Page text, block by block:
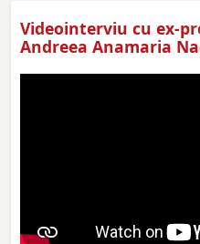
Videointerviu cu ex-
Andreea Anamaria